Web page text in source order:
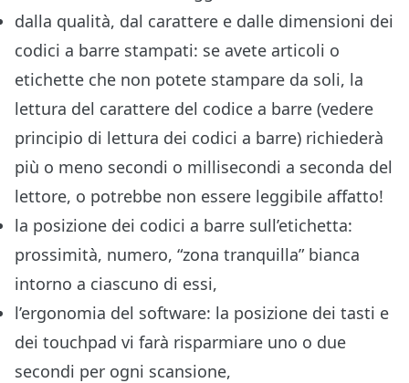
dalla qualità, dal carattere e dalle dimensioni dei
codici a barre stampati: se avete articoli o
etichette che non potete stampare da soli, la
lettura del carattere del codice a barre (vedere
principio di lettura dei codici a barre) richiederà
più o meno secondi o millisecondi a seconda del
lettore, o potrebbe non essere leggibile affatto!
la posizione dei codici a barre sull’etichetta:
prossimità, numero, “zona tranquilla” bianca
intorno a ciascuno di essi,
l’ergonomia del software: la posizione dei tasti e
dei touchpad vi farà risparmiare uno o due
secondi per ogni scansione,